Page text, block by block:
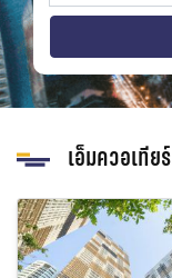
strain-station
เอ็มควอเทียร์